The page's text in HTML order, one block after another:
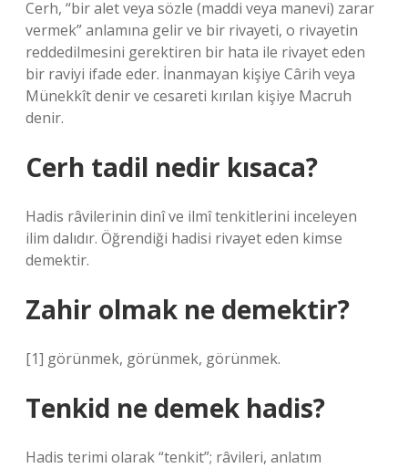
Cerh, “bir alet veya sözle (maddi veya manevi) zarar
vermek” anlamına gelir ve bir rivayeti, o rivayetin
reddedilmesini gerektiren bir hata ile rivayet eden
bir raviyi ifade eder. İnanmayan kişiye Cârih veya
Münekkît denir ve cesareti kırılan kişiye Macruh
denir.
Cerh tadil nedir kısaca?
Hadis râvilerinin dinî ve ilmî tenkitlerini inceleyen
ilim dalıdır. Öğrendiği hadisi rivayet eden kimse
demektir.
Zahir olmak ne demektir?
[1] görünmek, görünmek, görünmek.
Tenkid ne demek hadis?
Hadis terimi olarak “tenkit”; râvileri, anlatım